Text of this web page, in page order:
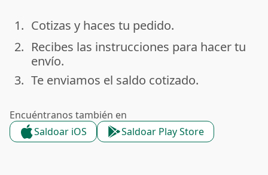
done
1. Cotizas y haces tu pedido.
done
2. Recibes las instrucciones para hacer tu
envío.
done
3. Te enviamos el saldo cotizado.
Encuéntranos también en
Saldoar iOS
Saldoar Play Store